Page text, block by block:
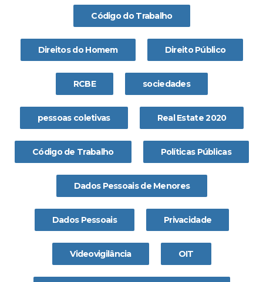
Código do Trabalho
Direitos do Homem Direito Público
RCBE sociedades
pessoas coletivas Real Estate 2020
Código de Trabalho Políticas Públicas
Dados Pessoais de Menores
Dados Pessoais Privacidade
Videovigilância OIT